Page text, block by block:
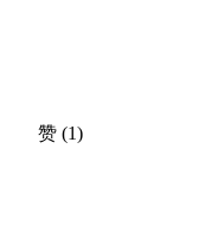
赞 (1)